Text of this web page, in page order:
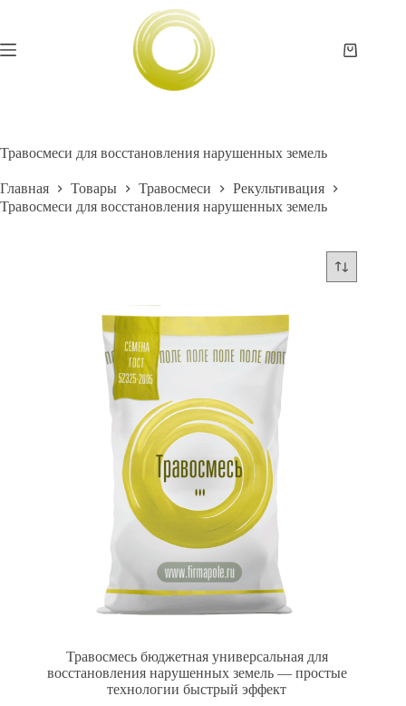
Корзина
Травосмеси для восстановления нарушенных земель
Главная Товары Травосмеси
Рекультивация
Травосмеси для восстановления нарушенных земель
Травосмесь бюджетная универсальная для
восстановления нарушенных земель — простые
технологии быстрый эффект